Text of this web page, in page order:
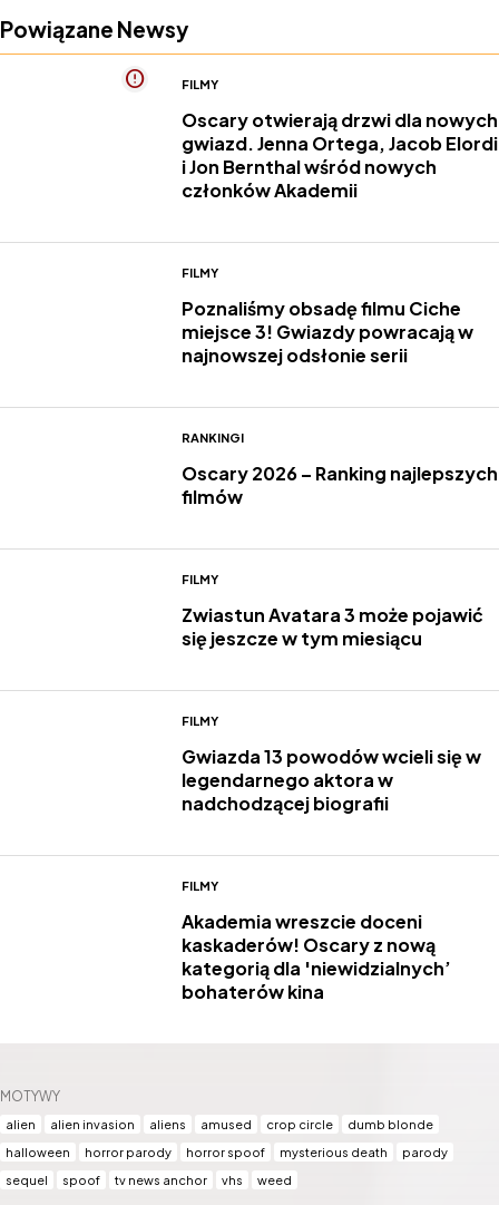
MOTYWY
alien alien invasion aliens amused crop circle
dumb blonde
halloween
horror parody horror spoof mysterious death
parody
sequel
spoof tv news anchor vhs weed
Powiązane Newsy
FILMY
Oscary otwierają drzwi dla nowych
gwiazd. Jenna Ortega, Jacob Elordi
i Jon Bernthal wśród nowych
członków Akademii
FILMY
Poznaliśmy obsadę filmu Ciche
miejsce 3! Gwiazdy powracają w
najnowszej odsłonie serii
RANKINGI
Oscary 2026 – Ranking najlepszych
filmów
FILMY
Zwiastun Avatara 3 może pojawić
się jeszcze w tym miesiącu
FILMY
Gwiazda 13 powodów wcieli się w
legendarnego aktora w
nadchodzącej biografii
FILMY
Akademia wreszcie doceni
kaskaderów! Oscary z nową
kategorią dla 'niewidzialnych’
bohaterów kina